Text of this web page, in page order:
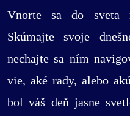
Vnorte sa do sveta
Skúmajte svoje
nechajte sa ním
vie, aké rady, alebo
bol váš deň jasne